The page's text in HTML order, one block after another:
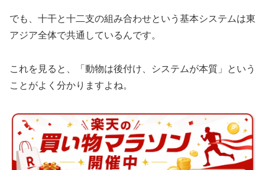
でも、十干と十二支の組み合わせという基本システムは東
アジア全体で共通しているんです。
これを見ると、「動物は後付け、システムが本質」という
ことがよく分かりますよね。